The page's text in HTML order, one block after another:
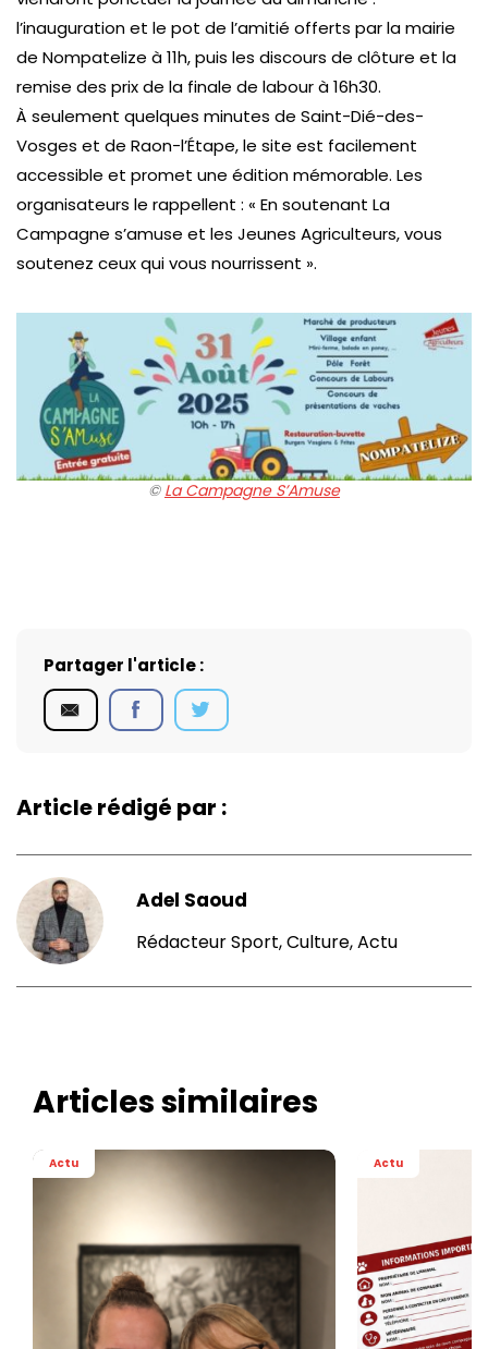
l’inauguration et le pot de l’amitié offerts par la mairie
de Nompatelize à 11h, puis les discours de clôture et la
remise des prix de la finale de labour à 16h30.
À seulement quelques minutes de Saint-Dié-des-
Vosges et de Raon-l’Étape, le site est facilement
accessible et promet une édition mémorable. Les
organisateurs le rappellent : « En soutenant La
Campagne s’amuse et les Jeunes Agriculteurs, vous
soutenez ceux qui vous nourrissent ».
©️ La Campagne S’Amuse
Partager l'article :
Article rédigé par :
Adel Saoud
Rédacteur Sport, Culture, Actu
Articles similaires
Actu Actu